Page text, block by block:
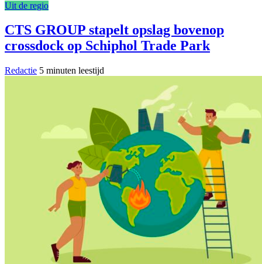
Uit de regio
CTS GROUP stapelt opslag bovenop
crossdock op Schiphol Trade Park
Redactie 5 minuten leestijd